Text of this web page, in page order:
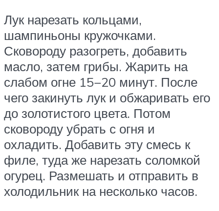
Лук нарезать кольцами,
шампиньоны кружочками.
Сковороду разогреть, добавить
масло, затем грибы. Жарить на
слабом огне 15−20 минут. После
чего закинуть лук и обжаривать его
до золотистого цвета. Потом
сковороду убрать с огня и
охладить. Добавить эту смесь к
филе, туда же нарезать соломкой
огурец. Размешать и отправить в
холодильник на несколько часов.